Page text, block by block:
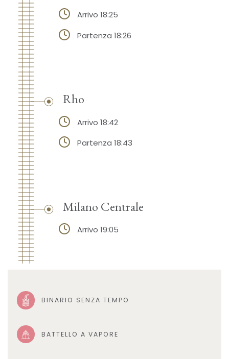
Arrivo 18:25
Partenza 18:26
Rho
Arrivo 18:42
Partenza 18:43
Milano Centrale
Arrivo 19:05
BINARIO SENZA TEMPO
BATTELLO A VAPORE